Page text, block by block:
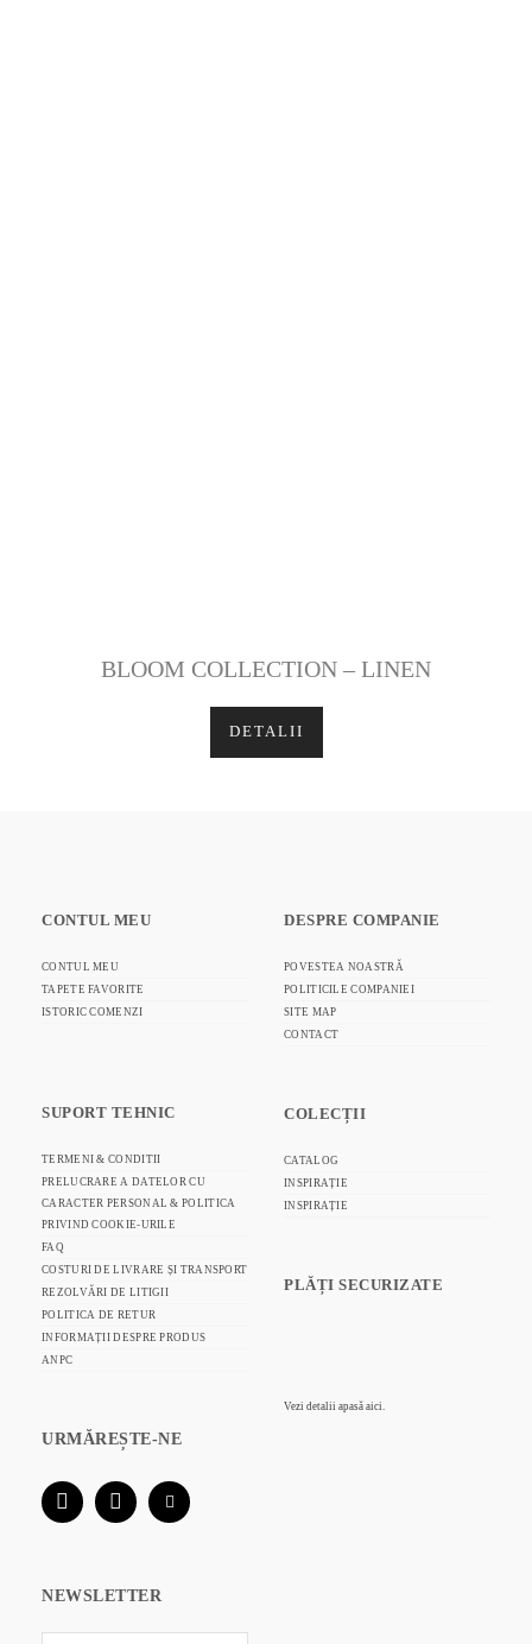
BLOOM COLLECTION – LINEN
DETALII
CONTUL MEU
CONTUL MEU
TAPETE FAVORITE
ISTORIC COMENZI
SUPORT TEHNIC
TERMENI & CONDITII
PRELUCRARE A DATELOR CU
CARACTER PERSONAL & POLITICA
PRIVIND COOKIE-URILE
FAQ
COSTURI DE LIVRARE ȘI TRANSPORT
REZOLVĂRI DE LITIGII
POLITICA DE RETUR
INFORMAȚII DESPRE PRODUS
ANPC
URMĂREȘTE-NE
NEWSLETTER
DESPRE COMPANIE
POVESTEA NOASTRĂ
POLITICILE COMPANIEI
SITE MAP
CONTACT
COLECȚII
CATALOG
INSPIRAȚIE
INSPIRAȚIE
PLĂȚI SECURIZATE
Vezi detalii apasă aici.